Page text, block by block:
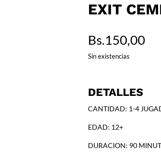
EXIT
Bs.150,00
Sin existencias
DETALLES
CANTIDAD: 1-4
EDAD: 12+
DURACION: 90